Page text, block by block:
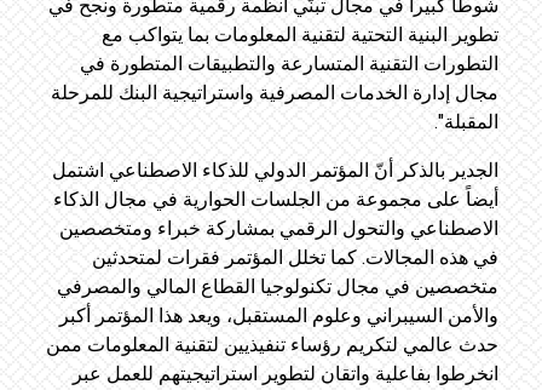
شوطاً كبيراً في مجال تبنّي أنظمة رقمية متطورة ونجح في
تطوير البنية التحتية لتقنية المعلومات بما يتواكب مع
التطورات التقنية المتسارعة والتطبيقات المتطورة في
مجال إدارة الخدمات المصرفية واستراتيجية البنك للمرحلة
المقبلة".
الجدير بالذكر أنّ المؤتمر الدولي للذكاء الاصطناعي اشتمل
أيضاً على مجموعة من الجلسات الحوارية في مجال الذكاء
الاصطناعي والتحول الرقمي بمشاركة خبراء ومتخصصين
في هذه المجالات. كما تخلل المؤتمر فقرات لمتحدثين
متخصصين في مجال تكنولوجيا القطاع المالي والمصرفي
والأمن السيبراني وعلوم المستقبل، ويعد هذا المؤتمر أكبر
حدث عالمي لتكريم رؤساء تنفيذيين لتقنية المعلومات ممن
انخرطوا بفاعلية واتقان لتطوير استراتيجيتهم للعمل عبر